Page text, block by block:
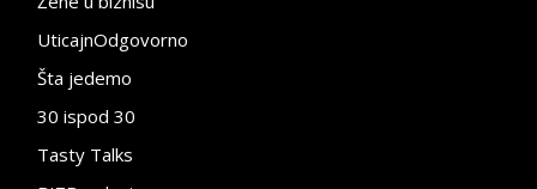
UticajnOdgovorno
Šta jedemo
30 ispod 30
Tasty Talks